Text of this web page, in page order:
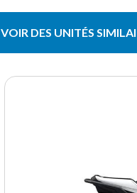
VOIR DES UNITÉS